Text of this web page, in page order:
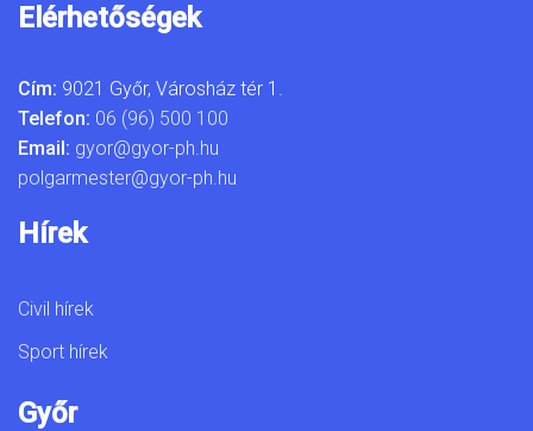
Elérhetőségek
Cím: 9021 Győr, Városház tér 1.
Telefon: 06 (96) 500 100
Email: gyor@gyor-ph.hu
polgarmester@gyor-ph.hu
Hírek
Civil hírek
Sport hírek
Győr